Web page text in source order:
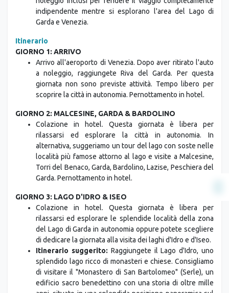
indipendente mentre si esplorano l'area del Lago di
Garda e Venezia.
GIORNO 1: ARRIVO
Arrivo all'aeroporto di Venezia. Dopo aver ritirato l'auto
a noleggio, raggiungete Riva del Garda. Per questa
giornata non sono previste attività. Tempo libero per
scoprire la città in autonomia. Pernottamento in hotel.
Colazione in hotel. Questa giornata è libera per
rilassarsi ed esplorare la città in autonomia. In
alternativa, suggeriamo un tour del lago con soste nelle
località più famose attorno al lago e visite a Malcesine,
Torri del Benaco, Garda, Bardolino, Lazise, Peschiera del
Garda. Pernottamento in hotel.
Colazione in hotel. Questa giornata è libera per
rilassarsi ed esplorare le splendide località della zona
del Lago di Garda in autonomia oppure potete scegliere
di dedicare la giornata alla visita dei laghi d'Idro e d'Iseo.
Itinerario suggerito:Raggiungete il Lago d'Idro, uno
splendido lago ricco di monasteri e chiese. Consigliamo
di visitare il "Monastero di San Bartolomeo" (Serle), un
edificio sacro benedettino con una storia di oltre mille
anni, situato in una splendida posizione panoramica sul